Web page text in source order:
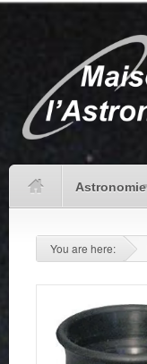
Astronomie
You are here: